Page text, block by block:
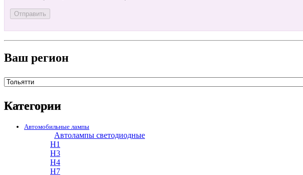
Ваш регион
Категории
Автомобильные лампы
Автолампы светодиодные
H1
H3
H4
H7